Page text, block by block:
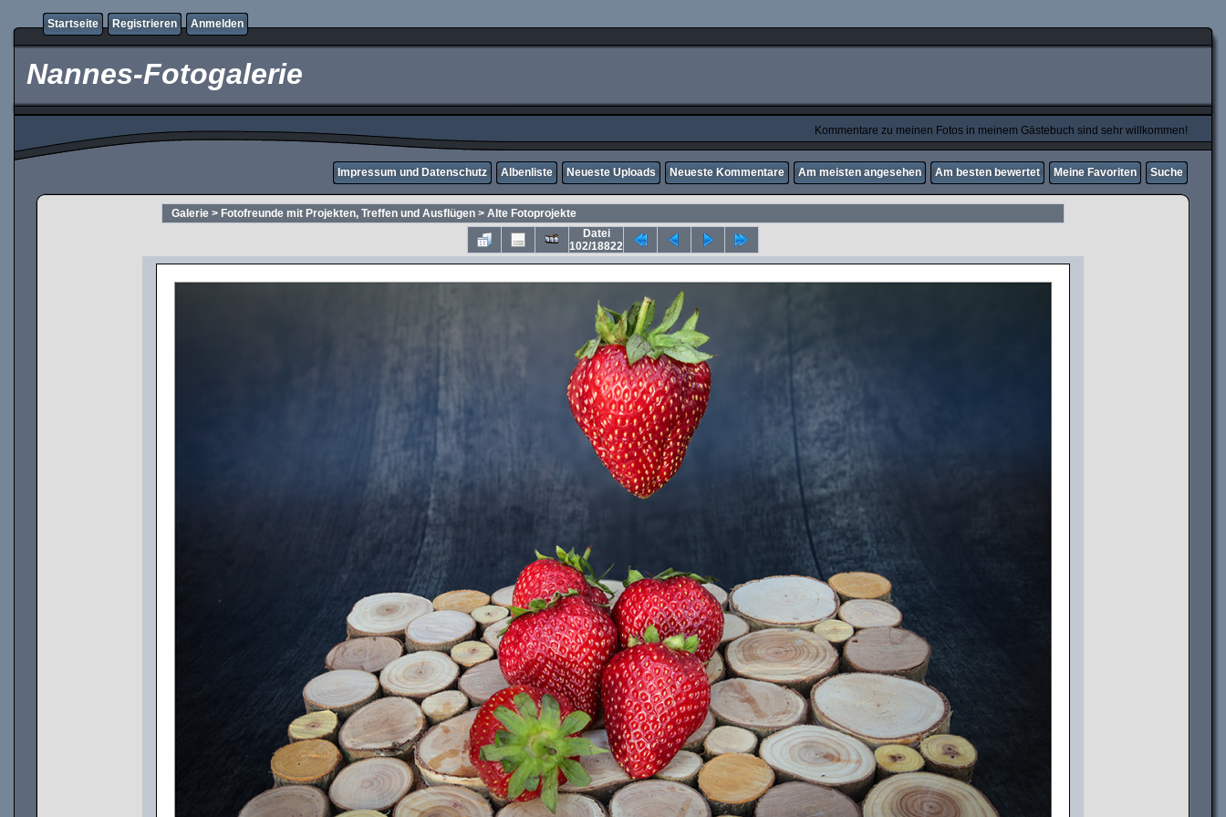
Startseite Registrieren Anmelden
Nannes-Fotogalerie
Kommentare zu meinen Fotos in meinem Gästebuch sind sehr willkommen!
Impressum und Datenschutz Albenliste Neueste Uploads Neueste Kommentare Am meisten angesehen Am besten bewertet Meine Favoriten Suche
Galerie > Fotofreunde mit Projekten, Treffen und Ausflügen > Alte Fotoprojekte
Datei
102/18822